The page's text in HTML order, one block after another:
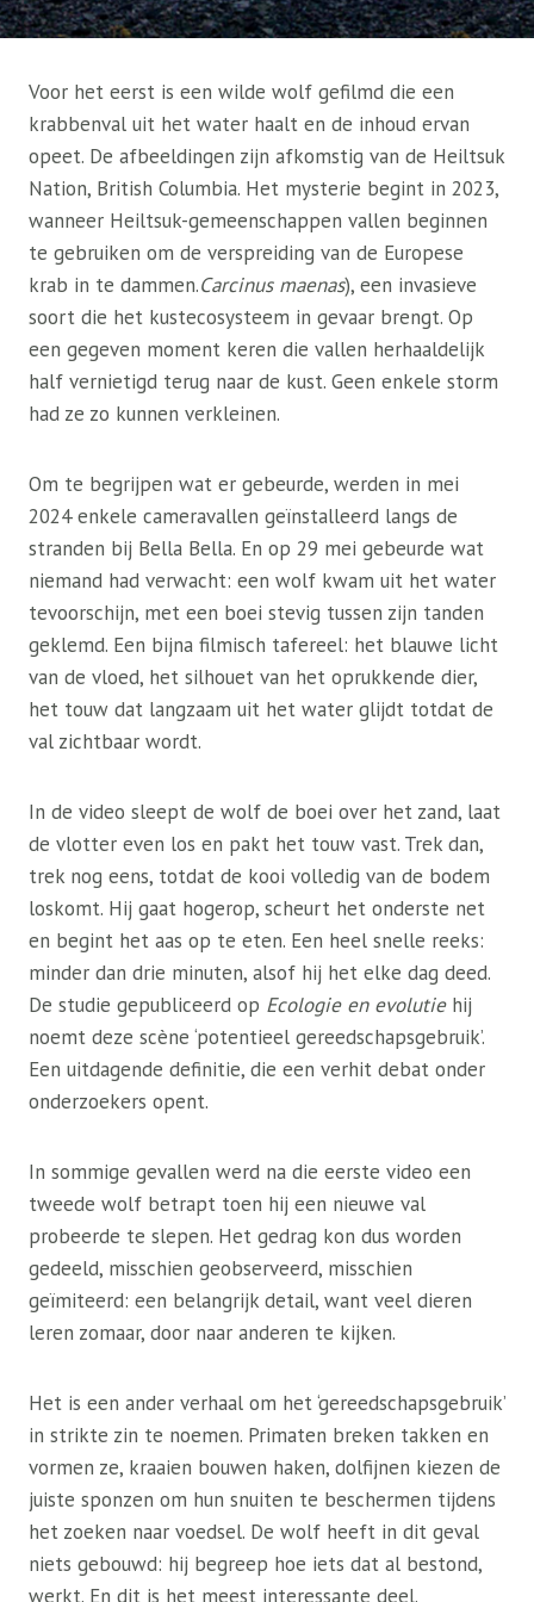
Voor het eerst is een wilde wolf gefilmd die een
krabbenval uit het water haalt en de inhoud ervan
opeet. De afbeeldingen zijn afkomstig van de Heiltsuk
Nation, British Columbia. Het mysterie begint in 2023,
wanneer Heiltsuk-gemeenschappen vallen beginnen
te gebruiken om de verspreiding van de Europese
krab in te dammen.Carcinus maenas), een invasieve
soort die het kustecosysteem in gevaar brengt. Op
een gegeven moment keren die vallen herhaaldelijk
half vernietigd terug naar de kust. Geen enkele storm
had ze zo kunnen verkleinen.
Om te begrijpen wat er gebeurde, werden in mei
2024 enkele cameravallen geïnstalleerd langs de
stranden bij Bella Bella. En op 29 mei gebeurde wat
niemand had verwacht: een wolf kwam uit het water
tevoorschijn, met een boei stevig tussen zijn tanden
geklemd. Een bijna filmisch tafereel: het blauwe licht
van de vloed, het silhouet van het oprukkende dier,
het touw dat langzaam uit het water glijdt totdat de
val zichtbaar wordt.
In de video sleept de wolf de boei over het zand, laat
de vlotter even los en pakt het touw vast. Trek dan,
trek nog eens, totdat de kooi volledig van de bodem
loskomt. Hij gaat hogerop, scheurt het onderste net
en begint het aas op te eten. Een heel snelle reeks:
minder dan drie minuten, alsof hij het elke dag deed.
De studie gepubliceerd op Ecologie en evolutiehij
noemt deze scène ‘potentieel gereedschapsgebruik’.
Een uitdagende definitie, die een verhit debat onder
onderzoekers opent.
In sommige gevallen werd na die eerste video een
tweede wolf betrapt toen hij een nieuwe val
probeerde te slepen. Het gedrag kon dus worden
gedeeld, misschien geobserveerd, misschien
geïmiteerd: een belangrijk detail, want veel dieren
leren zomaar, door naar anderen te kijken.
Het is een ander verhaal om het ‘gereedschapsgebruik’
in strikte zin te noemen. Primaten breken takken en
vormen ze, kraaien bouwen haken, dolfijnen kiezen de
juiste sponzen om hun snuiten te beschermen tijdens
het zoeken naar voedsel. De wolf heeft in dit geval
niets gebouwd: hij begreep hoe iets dat al bestond,
werkt. En dit is het meest interessante deel.